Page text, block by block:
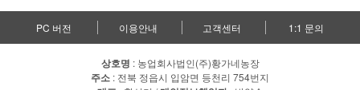
PC 버전 이용안내 고객센터 1:1 문의
상호명 : 농업회사법인(주)황가네농장
주소 : 전북 정읍시 입암면 등천리 754번지